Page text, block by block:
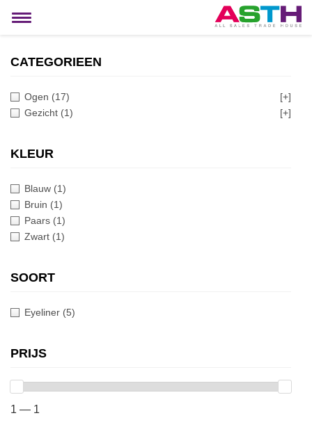
Toggle
CATEGORIEEN
Ogen (17)
[+]
Gezicht (1) [+]
KLEUR
Blauw (1)
Bruin (1)
Paars (1)
Zwart (1)
SOORT
Eyeliner (5)
PRIJS
1 — 1